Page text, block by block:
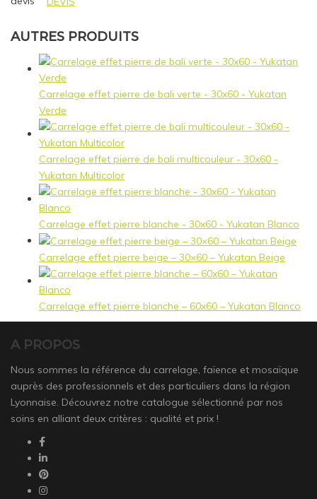
AUTRES PRODUITS
Carrelage effet pierre de bali verte - 30x60 - Yukatan
Verde
Carrelage effet pierre de bali multicouleur - 30x60 -
Yukatan Multicolor
Carrelage effet pierre blanche - 30x60 - Yukatan Blanco
Carrelage effet pierre beige – 30×60 – Yukatan Beige
Carrelage effet pierre blanche – 60x60 – Yukatan Blanco
A PROPOS
Nous sommes la référence du carrelage, faïence et mosaïque
auprès des professionnels et des particuliers dans la région
Lyonnaise. Découvrez notre catalogue sélectionné par nos
soins en alliant deux critères : qualité et prix !